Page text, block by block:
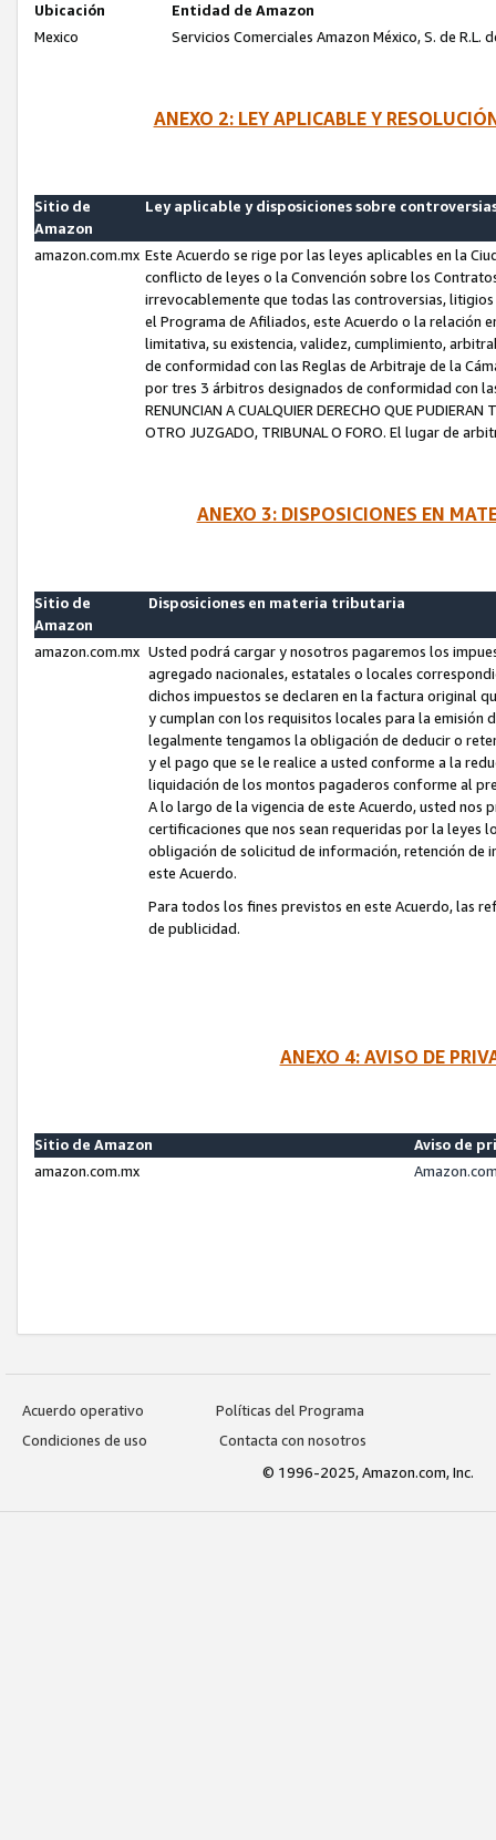
Ubicación
Entidad de Amazon
Mexico
Servicios Comerciales Amazon México, S. de R.L.
ANEXO 2: LEY APLICABLE Y
Sitio de
Amazon
Ley aplicable y disposiciones sobre
amazon.com.mx Este Acuerdo se rige por las leyes aplicables en la
conflicto de leyes o la Convención sobre los
irrevocablemente que todas las controversias,
el Programa de Afiliados, este Acuerdo o la relación
limitativa, su existencia, validez, cumplimiento,
de conformidad con las Reglas de Arbitraje de la
por tres 3 árbitros designados de conformidad con las
RENUNCIAN A CUALQUIER DERECHO QUE
OTRO JUZGADO, TRIBUNAL O FORO. El lugar de
ANEXO 3: DISPOSICIONES EN
Sitio de
Amazon
Disposiciones en materia tributaria
amazon.com.mx Usted podrá cargar y nosotros pagaremos los
agregado nacionales, estatales o locales
dichos impuestos se declaren en la factura original
y cumplan con los requisitos locales para la emisión
legalmente tengamos la obligación de deducir o
y el pago que se le realice a usted conforme a la
liquidación de los montos pagaderos conforme al
A lo largo de la vigencia de este Acuerdo, usted
certificaciones que nos sean requeridas por la leyes
obligación de solicitud de información, retención de
este Acuerdo.
Para todos los fines previstos en este Acuerdo, las
de publicidad.
ANEXO 4: AVISO DE
Sitio de Amazon
Aviso de
amazon.com.mx
Acuerdo operativo
Políticas del Programa
Condiciones de uso
Contacta con nosotros
© 1996-2025, Amazon.com, Inc.